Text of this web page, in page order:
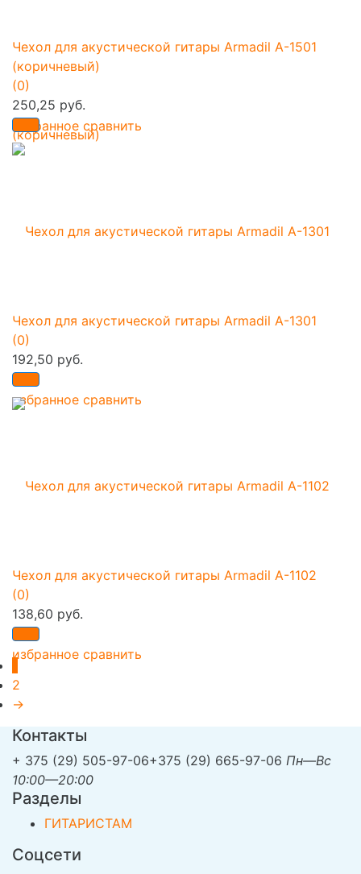
избранное сравнить
Чехол для акустической гитары Armadil A-1501
(коричневый)
(0)
250,25 руб.
избранное сравнить
Чехол для акустической гитары Armadil A-1301
(0)
192,50 руб.
избранное сравнить
Чехол для акустической гитары Armadil A-1102
(0)
138,60 руб.
2
→
Контакты
+ 375 (29) 505-97-06+375 (29) 665-97-06 Пн—Вс
10:00—20:00
Разделы
ГИТАРИСТАМ
Соцсети